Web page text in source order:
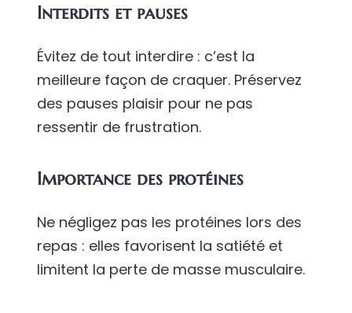
Interdits et pauses
Évitez de tout interdire : c’est la
meilleure façon de craquer. Préservez
des pauses plaisir pour ne pas
ressentir de frustration.
Importance des protéines
Ne négligez pas les protéines lors des
repas : elles favorisent la satiété et
limitent la perte de masse musculaire.